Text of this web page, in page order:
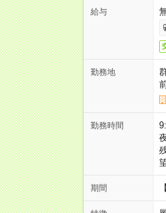
給与
勤務地
勤務時間
期間